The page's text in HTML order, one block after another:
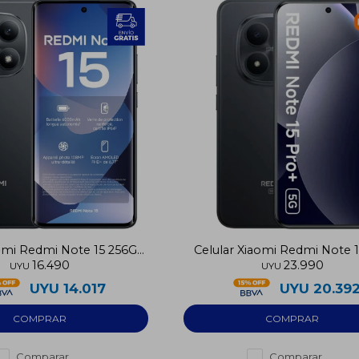
Redmi Note 15 256GB
5G
UYU 16.490
UYU 14.017
Comparar
Celular Xiaomi Redmi Note
Plus 256GB
UYU 23.990
UYU 20.392
Comparar